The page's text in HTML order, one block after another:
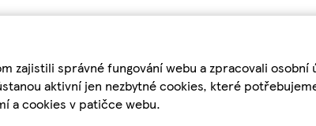
zajistili správné fungování webu a zpracovali
aktivní jen nezbytné cookies, které
a cookies v patičce webu.